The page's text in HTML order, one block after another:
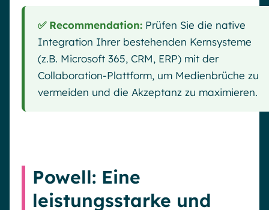
✅ Recommendation: Prüfen Sie die native
Integration Ihrer bestehenden Kernsysteme
(z.B. Microsoft 365, CRM, ERP) mit der
Collaboration-Plattform, um Medienbrüche zu
vermeiden und die Akzeptanz zu maximieren.
Powell: Eine
leistungsstarke und